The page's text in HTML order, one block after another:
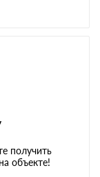
получить
объекте!